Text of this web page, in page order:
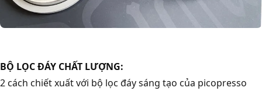
BỘ LỌC ĐÁY CHẤT LƯỢNG:
2 cách chiết xuất với bộ lọc đáy sáng tạo của picopresso